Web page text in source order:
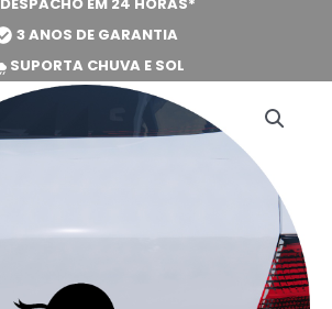
3 ANOS DE GARANTIA
SUPORTA CHUVA E SOL